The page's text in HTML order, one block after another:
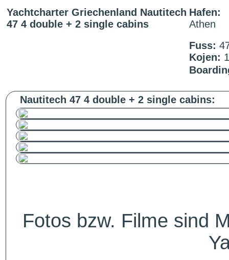
Yachtcharter Griechenland Nautitech
47 4 double + 2 single cabins
Hafen:
Athen
Fuss:
Kojen:
Nautitech 47 4 double + 2 single cabins:
Fotos bzw. Filme sind